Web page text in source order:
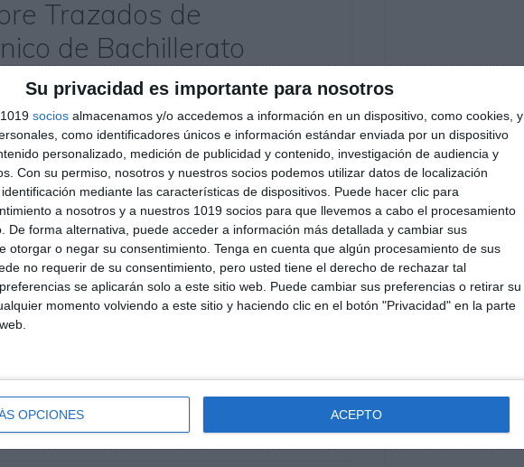
Su privacidad es importante para nosotros
socios almacenamos y/o accedemos a información en un dispositivo, como cookies, y
como identificadores únicos e información estándar enviada por un dispositivo
personalizado, medición de publicidad y contenido, investigación de audiencia y
Con su permiso, nosotros y nuestros socios podemos utilizar datos de localización
mediante las características de dispositivos. Puede hacer clic para
a nosotros y a nuestros 1019 socios para que llevemos a cabo el procesamiento
De forma alternativa, puede acceder a información más detallada y cambiar sus
otorgar o negar su consentimiento. Tenga en cuenta que algún procesamiento de sus
no requerir de su consentimiento, pero usted tiene el derecho de rechazar tal
se aplicarán solo a este sitio web. Puede cambiar sus preferencias o retirar su
momento volviendo a este sitio y haciendo clic en el botón "Privacidad" en la parte
OPCIONES ACEPTO
Trazados de
de Bachillerato
de Dibujo Técnico de Bachillerato
de polígonos, tanto regulares como
construcción. A través de actividades guiadas y
para el desarrollo de la competencia
este …
científico-técnico,baricentro ,bisectriz centro
de figuras construcciones gráficas
dibujo con regla y
secundaria
ejercicios